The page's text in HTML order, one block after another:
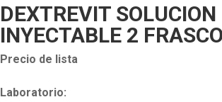
DEXTREVIT SOLUCION
INYECTABLE 2
Precio de lista
Laboratorio: